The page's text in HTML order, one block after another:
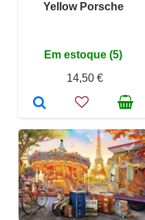
Yellow Porsche
Em estoque (5)
14,50 €